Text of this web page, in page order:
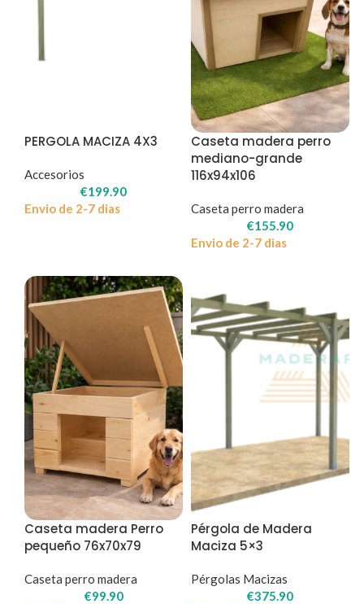
PERGOLA MACIZA 4X3
Accesorios
€199.90
Envio de 2-7 dias
Caseta madera perro
mediano-grande
116x94x106
Caseta perro madera
€155.90
Envio de 2-7 dias
Caseta madera Perro
pequeño 76x70x79
Caseta perro madera
€99.90
Pérgola de Madera
Maciza 5×3
Pérgolas Macizas
€375.90